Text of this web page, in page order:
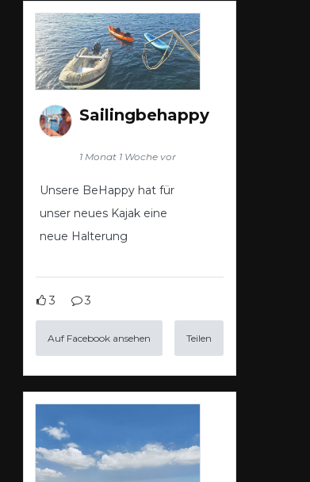
Sailingbehappy
1 Monat 1 Woche vor
Unsere BeHappy hat für
unser neues Kajak eine
neue Halterung
3 3
Auf Facebook ansehen Teilen